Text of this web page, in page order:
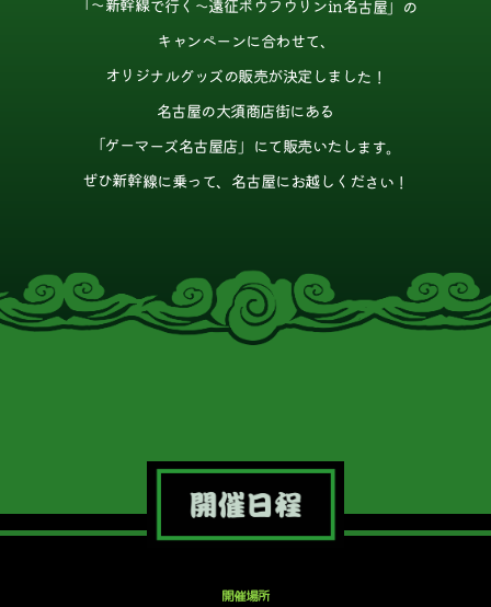
「〜新幹線で行く〜遠征ボウフウリンin名古屋」の
キャンペーンに合わせて、
オリジナルグッズの販売が決定しました！
名古屋の大須商店街にある
「ゲーマーズ名古屋店」にて販売いたします。
ぜひ新幹線に乗って、 名古屋にお越しください！
開催場所